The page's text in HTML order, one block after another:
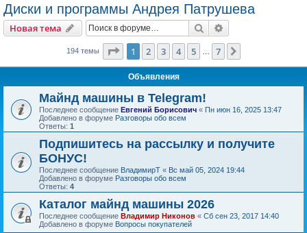
Диски и программы Андрея Патрушева
Новая тема Поиск
194 темы Страница из
1 2 3 4 5 7
Объявления
Майнд машины в Telegram!
Последнее сообщение Евгений Борисович « Пн июн 16, 2025 13:47
Добавлено в форуме Разговоры обо всем
Ответы: 1
Подпишитесь на рассылку и получите
БОНУС!
Последнее сообщение ВладимирТ « Вс май 05, 2024 19:44
Добавлено в форуме Разговоры обо всем
Ответы: 4
Каталог майнд машины 2026
Последнее сообщение Владимир Никонов « Сб сен 23, 2017 14:40
Добавлено в форуме Вопросы покупателей